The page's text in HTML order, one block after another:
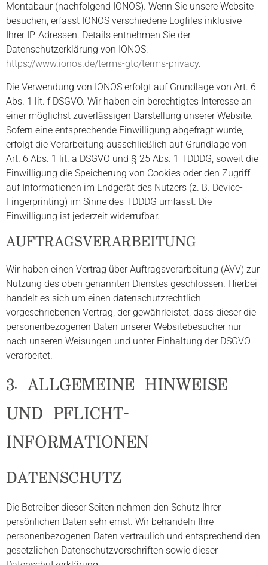
Montabaur (nachfolgend IONOS). Wenn Sie unsere Website
besuchen, erfasst IONOS verschiedene Logfiles inklusive
Ihrer IP-Adressen. Details entnehmen Sie der
Datenschutzerklärung von IONOS:
https://www.ionos.de/terms-gtc/terms-privacy.
Die Verwendung von IONOS erfolgt auf Grundlage von Art. 6
Abs. 1 lit. f DSGVO. Wir haben ein berechtigtes Interesse an
einer möglichst zuverlässigen Darstellung unserer Website.
Sofern eine entsprechende Einwilligung abgefragt wurde,
erfolgt die Verarbeitung ausschließlich auf Grundlage von
Art. 6 Abs. 1 lit. a DSGVO und § 25 Abs. 1 TDDDG, soweit die
Einwilligung die Speicherung von Cookies oder den Zugriff
auf Informationen im Endgerät des Nutzers (z. B. Device-
Fingerprinting) im Sinne des TDDDG umfasst. Die
Einwilligung ist jederzeit widerrufbar.
AUFTRAGSVERARBEITUNG
Wir haben einen Vertrag über Auftragsverarbeitung (AVV) zur
Nutzung des oben genannten Dienstes geschlossen. Hierbei
handelt es sich um einen datenschutzrechtlich
vorgeschriebenen Vertrag, der gewährleistet, dass dieser die
personenbezogenen Daten unserer Websitebesucher nur
nach unseren Weisungen und unter Einhaltung der DSGVO
verarbeitet.
3. ALLGEMEINE HINWEISE
UND PFLICHT­
INFORMATIONEN
DATENSCHUTZ
Die Betreiber dieser Seiten nehmen den Schutz Ihrer
persönlichen Daten sehr ernst. Wir behandeln Ihre
personenbezogenen Daten vertraulich und entsprechend den
gesetzlichen Datenschutzvorschriften sowie dieser